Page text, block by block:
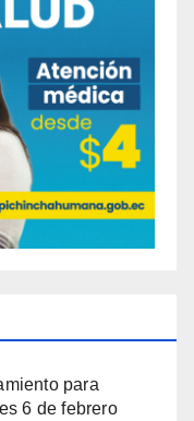
para
6 de febrero